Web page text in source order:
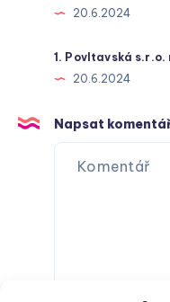
20.6.2024
1. Povltavská
20.6.2024
Napsat